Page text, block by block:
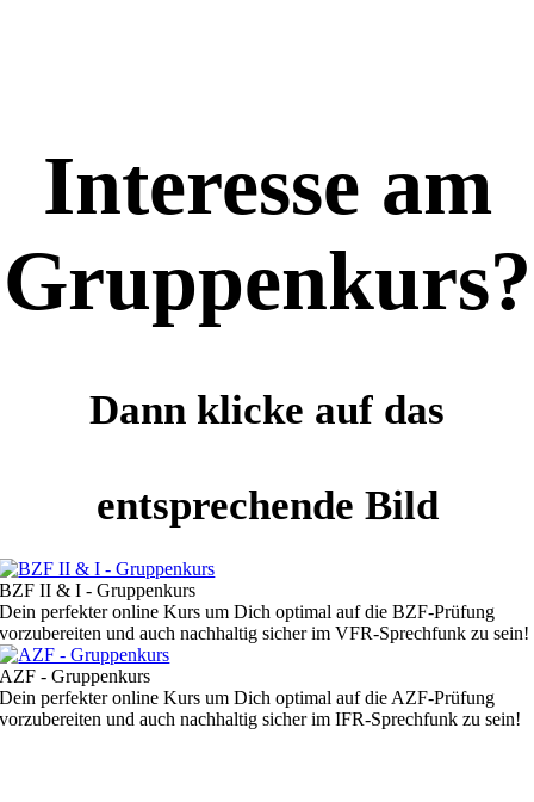
Interesse am
Gruppenkurs?
Dann klicke auf das
entsprechende Bild
BZF II & I - Gruppenkurs
Dein perfekter online Kurs um Dich optimal auf die BZF-Prüfung
vorzubereiten und auch nachhaltig sicher im VFR-Sprechfunk zu sein!
AZF - Gruppenkurs
Dein perfekter online Kurs um Dich optimal auf die AZF-Prüfung
vorzubereiten und auch nachhaltig sicher im IFR-Sprechfunk zu sein!